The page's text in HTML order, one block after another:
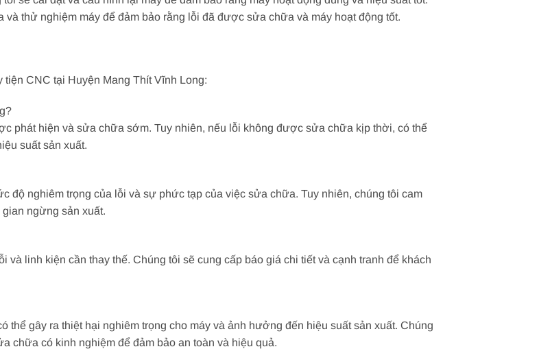
và thử nghiệm máy để đảm bảo rằng lỗi đã được sửa chữa và máy hoạt động tốt.
CNC tại Huyện Mang Thít Vĩnh Long:
phát hiện và sửa chữa sớm. Tuy nhiên, nếu lỗi không được sửa chữa kịp thời, có thể
suất sản xuất.
độ nghiêm trọng của lỗi và sự phức tạp của việc sửa chữa. Tuy nhiên, chúng tôi cam
ngừng sản xuất.
linh kiện cần thay thế. Chúng tôi sẽ cung cấp báo giá chi tiết và cạnh tranh để khách
thể gây ra thiệt hại nghiêm trọng cho máy và ảnh hưởng đến hiệu suất sản xuất. Chúng
chữa có kinh nghiệm để đảm bảo an toàn và hiệu quả.